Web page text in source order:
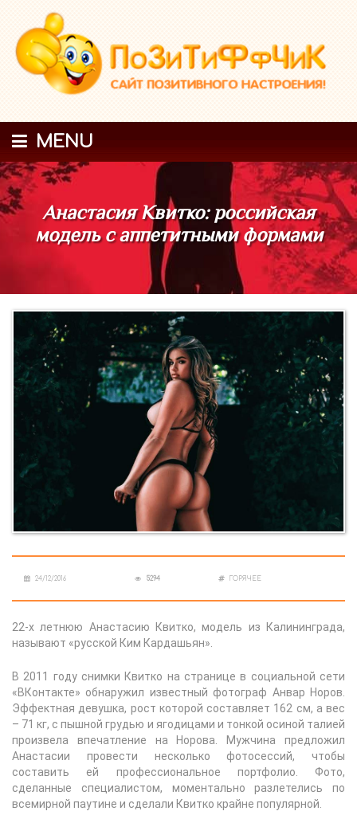
MENU
Анастасия Квитко: российская
модель с аппетитными формами
24/12/2016 5294 ГОРЯЧЕЕ
22-х летнюю Анастасию Квитко, модель из Калининграда,
называют «русской Ким Кардашьян».
В 2011 году снимки Квитко на странице в социальной сети
«ВКонтакте» обнаружил известный фотограф Анвар Норов.
Эффектная девушка, рост которой составляет 162 см, а вес
– 71 кг, с пышной грудью и ягодицами и тонкой осиной талией
произвела впечатление на Норова. Мужчина предложил
Анастасии провести несколько фотосессий, чтобы
составить ей профессиональное портфолио. Фото,
сделанные специалистом, моментально разлетелись по
всемирной паутине и сделали Квитко крайне популярной.